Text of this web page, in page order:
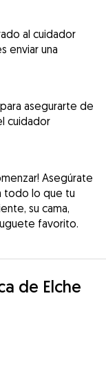
al cuidador
enviar una
asegurarte de
cuidador
Asegúrate
todo lo que tu
su cama,
favorito.
de Elche